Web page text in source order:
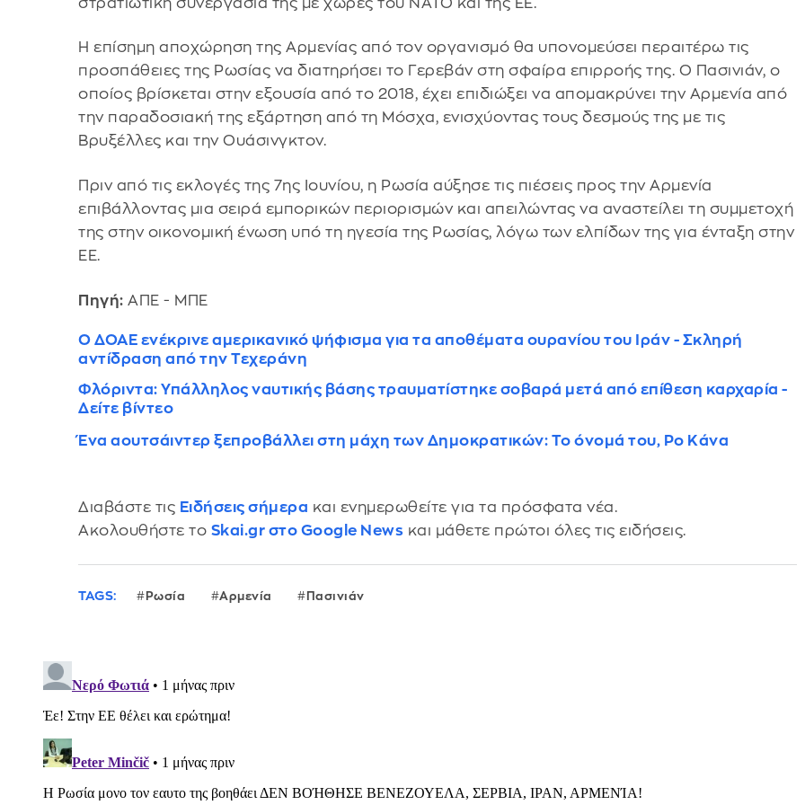
Η επίσημη αποχώρηση της Αρμενίας από τον οργανισμό θα υπονομεύσει περαιτέρω τις
προσπάθειες της Ρωσίας να διατηρήσει το Γερεβάν στη σφαίρα επιρροής της. Ο Πασινιάν, ο
οποίος βρίσκεται στην εξουσία από το 2018, έχει επιδιώξει να απομακρύνει την Αρμενία από
την παραδοσιακή της εξάρτηση από τη Μόσχα, ενισχύοντας τους δεσμούς της με τις
Βρυξέλλες και την Ουάσινγκτον.
Πριν από τις εκλογές της 7ης Ιουνίου, η Ρωσία αύξησε τις πιέσεις προς την Αρμενία
επιβάλλοντας μια σειρά εμπορικών περιορισμών και απειλώντας να αναστείλει τη συμμετοχή
της στην οικονομική ένωση υπό τη ηγεσία της Ρωσίας, λόγω των ελπίδων της για ένταξη στην
ΕΕ.
Πηγή: ΑΠΕ - ΜΠΕ
Ο ΔΟΑΕ ενέκρινε αμερικανικό ψήφισμα για τα αποθέματα ουρανίου του Ιράν - Σκληρή
αντίδραση από την Τεχεράνη
Φλόριντα: Υπάλληλος ναυτικής βάσης τραυματίστηκε σοβαρά μετά από επίθεση καρχαρία -
Δείτε βίντεο
Ένα αουτσάιντερ ξεπροβάλλει στη μάχη των Δημοκρατικών: Το όνομά του, Ρο Κάνα
Διαβάστε τις Ειδήσεις σήμερα και ενημερωθείτε για τα πρόσφατα νέα.
Ακολουθήστε το Skai.gr στο Google News και μάθετε πρώτοι όλες τις ειδήσεις.
TAGS: Ρωσία Αρμενία Πασινιάν